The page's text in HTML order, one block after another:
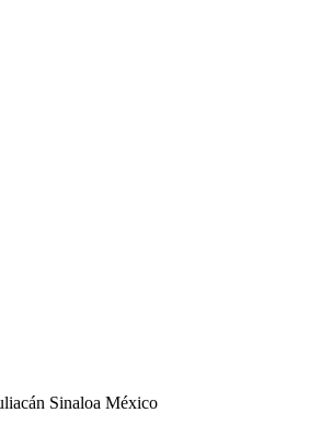
Sinaloa México